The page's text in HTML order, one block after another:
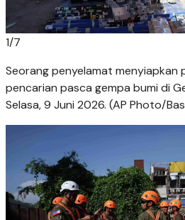
1/7
Seorang penyelamat menyiapkan
pencarian pasca gempa bumi di
Selasa, 9 Juni 2026. (AP Photo/